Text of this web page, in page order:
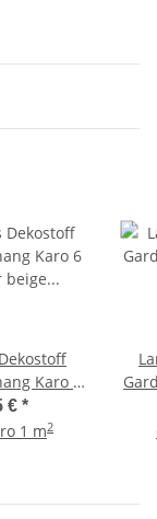
Karo 6
beige
€ *
1 m2